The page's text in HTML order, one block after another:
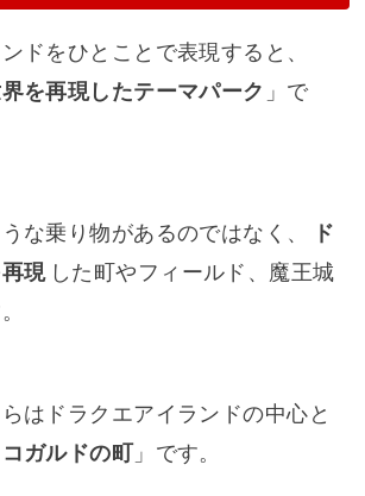
ドをひとことで表現すると、
界を再現したテーマパーク 」で
な乗り物があるのではなく、
ド
現 した町やフィールド、魔王城
はドラクエアイランドの中心と
ガルドの町」です。